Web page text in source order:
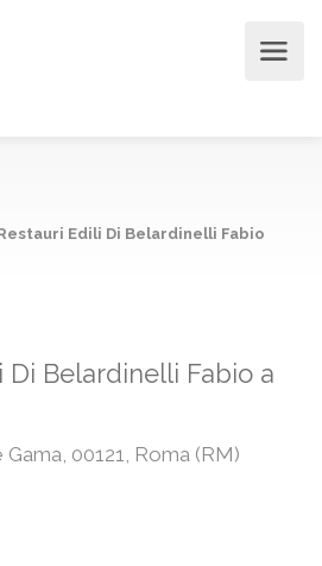
Edili Di Belardinelli Fabio
Di Belardinelli Fabio a
00121, Roma (RM)